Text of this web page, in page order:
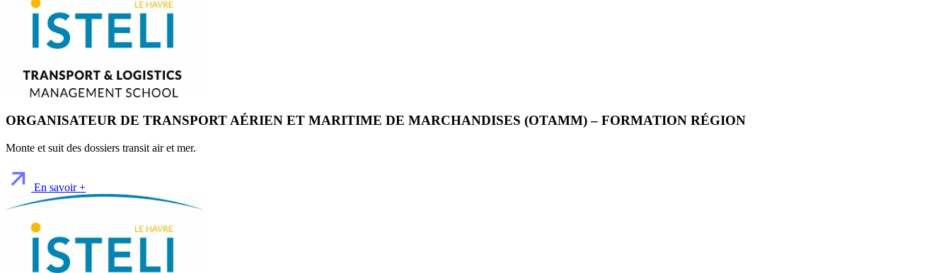
ORGANISATEUR DE TRANSPORT AÉRIEN ET MARITIME DE MARCHANDISES (OTAMM) – FORMATION RÉGION
Monte et suit des dossiers transit air et mer.
En savoir +